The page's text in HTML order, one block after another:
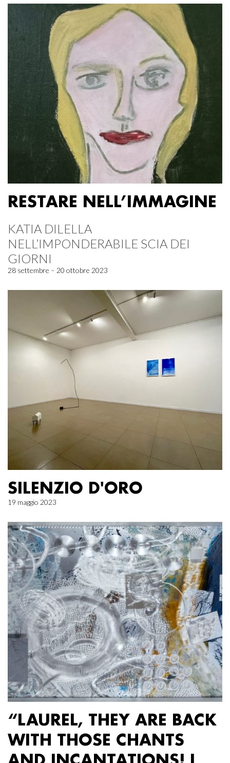
RESTARE NELL’IMMAGINE
KATIA DILELLA
NELL’IMPONDERABILE SCIA DEI
GIORNI
28 settembre – 20 ottobre 2023
SILENZIO D'ORO
19 maggio 2023
“LAUREL, THEY ARE BACK
WITH THOSE CHANTS